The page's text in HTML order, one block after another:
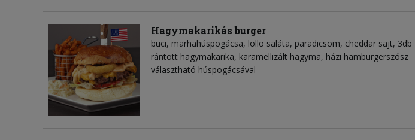
Hagymakarikás burger
buci, marhahúspogácsa, lollo saláta, paradicsom, cheddar sajt, 3db
rántott hagymakarika, karamellizált hagyma, házi hamburgerszósz
választható húspogácsával